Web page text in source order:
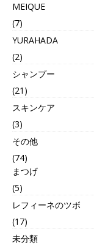
MEIQUE
(7)
YURAHADA
(2)
シャンプー
(21)
スキンケア
(3)
その他
(74)
まつげ
(5)
レフィーネのツボ
(17)
未分類